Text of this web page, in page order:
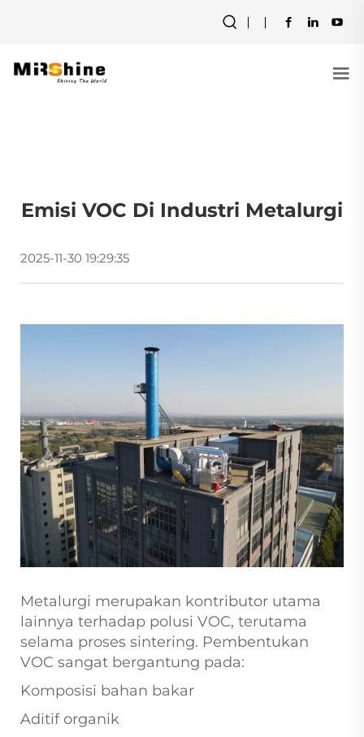
Emisi VOC Di Industri Metalurgi
2025-11-30 19:29:35
Metalurgi merupakan kontributor utama
lainnya terhadap polusi VOC, terutama
selama proses sintering. Pembentukan
VOC sangat bergantung pada:
Komposisi bahan bakar
Aditif organik